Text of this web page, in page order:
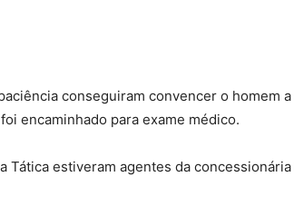
conseguiram convencer o homem
encaminhado para exame médico.
Tática estiveram agentes da